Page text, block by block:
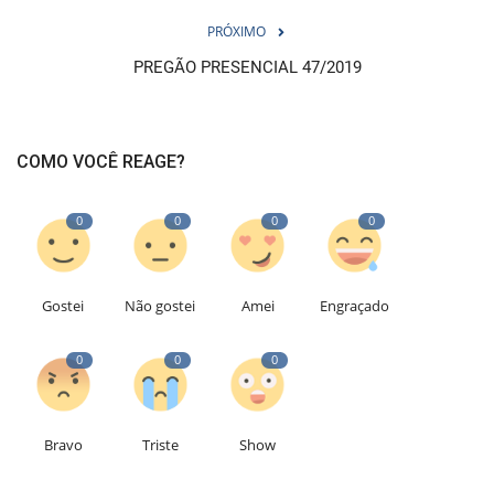
PRÓXIMO
PREGÃO PRESENCIAL 47/2019
COMO VOCÊ REAGE?
0
Gostei
0
Não gostei
0
Amei
0
Engraçado
0
Bravo
0
Triste
0
Show